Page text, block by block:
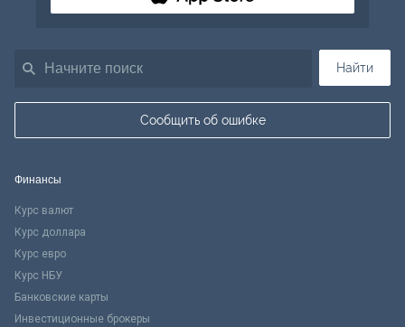
Найти
Сообщить об ошибке
Финансы
Курс валют
Курс доллара
Курс евро
Курс НБУ
Банковские карты
Инвестиционные брокеры